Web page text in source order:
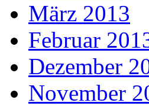
März 2013
Februar
Dezember
November